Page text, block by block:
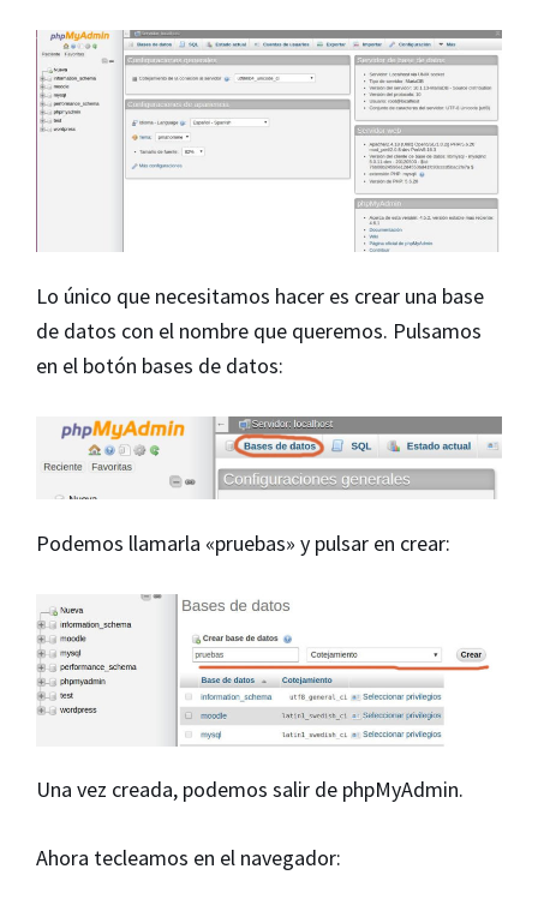
Lo único que necesitamos hacer es crear una base
de datos con el nombre que queremos. Pulsamos
en el botón bases de datos:
Podemos llamarla «pruebas» y pulsar en crear:
Una vez creada, podemos salir de phpMyAdmin.
Ahora tecleamos en el navegador: